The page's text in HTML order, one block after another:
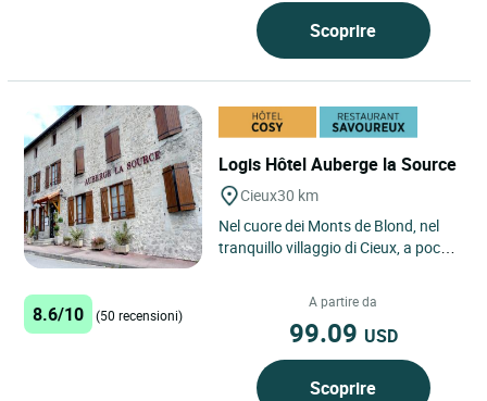
Scoprire
Logis Hôtel Auberge la Source
Cieux30 km
Nel cuore dei Monts de Blond, nel
tranquillo villaggio di Cieux, a pochi
8.6/10 (50 recensioni)
A partire da
99.09 USD
Scoprire